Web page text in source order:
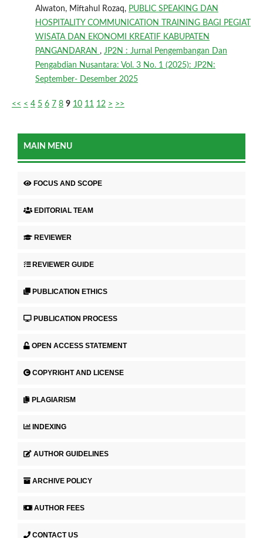
Alwaton, Miftahul Rozaq, PUBLIC SPEAKING DAN
HOSPITALITY COMMUNICATION TRAINING BAGI PEGIAT
WISATA DAN EKONOMI KREATIF KABUPATEN
PANGANDARAN , JP2N : Jurnal Pengembangan Dan
Pengabdian Nusantara: Vol. 3 No. 1 (2025): JP2N:
September- Desember 2025
<< < 4 5 6 7 8 9 10 11 12 > >>
MAIN MENU
FOCUS AND SCOPE
EDITORIAL TEAM
REVIEWER
REVIEWER GUIDE
PUBLICATION ETHICS
PUBLICATION PROCESS
OPEN ACCESS STATEMENT
COPYRIGHT AND LICENSE
PLAGIARISM
INDEXING
AUTHOR GUIDELINES
ARCHIVE POLICY
AUTHOR FEES
CONTACT US